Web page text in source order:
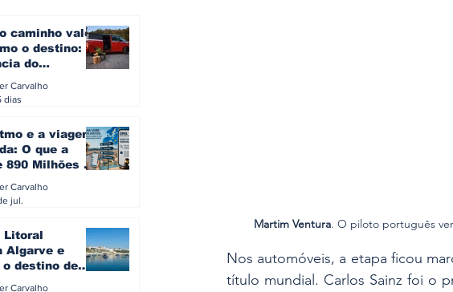
Martim Ventura. O piloto português
Nos automóveis, a etapa ficou
título mundial. Carlos Sainz foi o
caminho vale
o destino: a
do
europeu
Carvalho
dias
e a viagem
O que a
890 Milhões à
do turista na
Carvalho
jul.
Litoral
Algarve e
o destino de
Carvalho